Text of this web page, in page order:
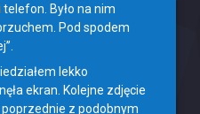
Było na nim
Pod spodem
lekko
ekran. Kolejne zdjęcie
poprzednie z podobnym